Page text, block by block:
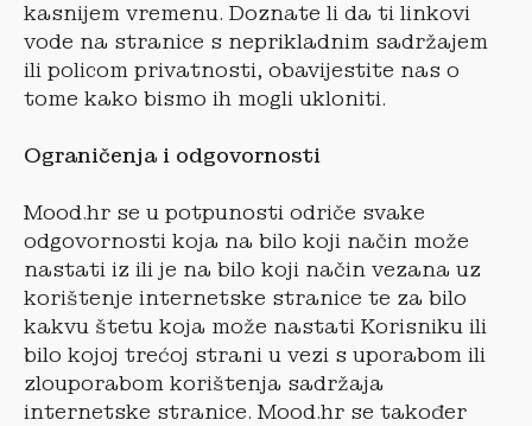
kasnijem vremenu. Doznate li da ti linkovi
vode na stranice s neprikladnim sadržajem
ili policom privatnosti, obavijestite nas o
tome kako bismo ih mogli ukloniti.
Ograničenja i odgovornosti
Mood.hr se u potpunosti odriče svake
odgovornosti koja na bilo koji način može
nastati iz ili je na bilo koji način vezana uz
korištenje internetske stranice te za bilo
kakvu štetu koja može nastati Korisniku ili
bilo kojoj trećoj strani u vezi s uporabom ili
zlouporabom korištenja sadržaja
internetske stranice. Mood.hr se također